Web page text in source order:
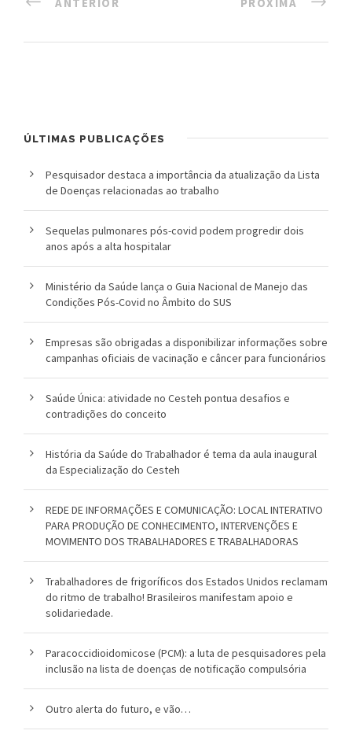
ANTERIOR PRÓXIMA
ÚLTIMAS PUBLICAÇÕES
Pesquisador destaca a importância da atualização da Lista
de Doenças relacionadas ao trabalho
Sequelas pulmonares pós-covid podem progredir dois
anos após a alta hospitalar
Ministério da Saúde lança o Guia Nacional de Manejo das
Condições Pós-Covid no Âmbito do SUS
Empresas são obrigadas a disponibilizar informações sobre
campanhas oficiais de vacinação e câncer para funcionários
Saúde Única: atividade no Cesteh pontua desafios e
contradições do conceito
História da Saúde do Trabalhador é tema da aula inaugural
da Especialização do Cesteh
REDE DE INFORMAÇÕES E COMUNICAÇÃO: LOCAL INTERATIVO
PARA PRODUÇÃO DE CONHECIMENTO, INTERVENÇÕES E
MOVIMENTO DOS TRABALHADORES E TRABALHADORAS
Trabalhadores de frigoríficos dos Estados Unidos reclamam
do ritmo de trabalho! Brasileiros manifestam apoio e
solidariedade.
Paracoccidioidomicose (PCM): a luta de pesquisadores pela
inclusão na lista de doenças de notificação compulsória
Outro alerta do futuro, e vão…